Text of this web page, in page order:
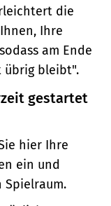
die
Ihre
am Ende
übrig bleibt".
gestartet
hier Ihre
ein und